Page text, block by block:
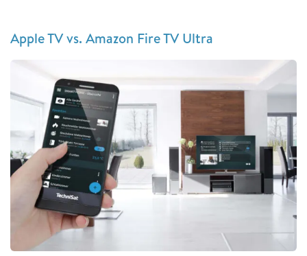
Apple TV vs. Amazon Fire TV Ultra